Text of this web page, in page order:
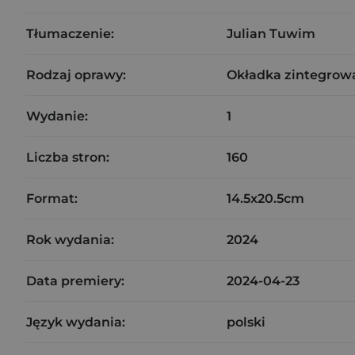
Tłumaczenie: Julian Tuwim
Rodzaj oprawy: Okładka
Wydanie: 1
Liczba stron: 160
Format: 14.5x20.5cm
Rok wydania: 2024
Data premiery: 2024-04-23
Język wydania: polski